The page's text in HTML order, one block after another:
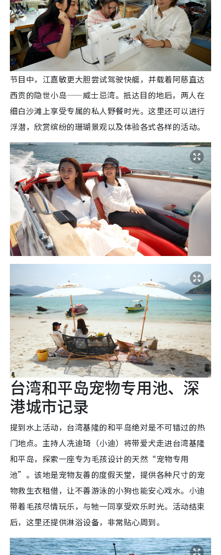
节目中，江嘉敏更大胆尝试驾驶快艇，并载着阿慈直达
西贡的隐世小岛——威士忌湾。抵达目的地后，两人在
细白沙滩上享受专属的私人野餐时光。这里还可以进行
浮潜，欣赏缤纷的珊瑚景观以及体验各式各样的活动。
台湾和平岛宠物专用池、深
港城市记录
提到水上活动，台湾基隆的和平岛绝对是不可错过的热
门地点。主持人冼迪琦（小迪）将带爱犬走进台湾基隆
和平岛，探索一座专为毛孩设计的天然“宠物专用
池”。该地是宠物友善的度假天堂，提供各种尺寸的宠
物救生衣租借，让不善游泳的小狗也能安心戏水。小迪
带着毛孩尽情玩乐，与牠一同享受欢乐时光。活动结束
后，这里还提供淋浴设备，非常贴心周到。